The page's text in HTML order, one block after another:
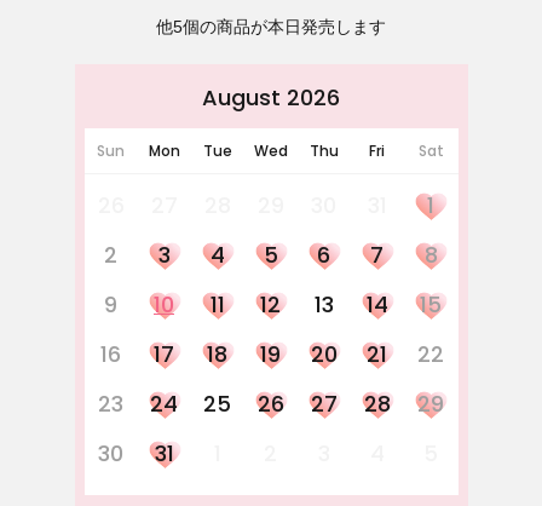
他5個の商品が本日発売します
August 2026
Sun Mon Tue Wed Thu Fri Sat
1
2
3 4 5 6 7
8
9
10 11 12 13 14
15
16
17 18 19 20 21
22
23
24 25 26 27 28
29
30
31